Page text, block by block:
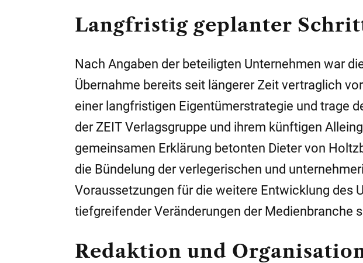
Langfristig geplanter
Nach Angaben der beteiligten Unternehmen war
Übernahme bereits seit längerer Zeit vertraglich
einer langfristigen Eigentümerstrategie und trage
der ZEIT Verlagsgruppe und ihrem künftigen
gemeinsamen Erklärung betonten Dieter von
die Bündelung der verlegerischen und
Voraussetzungen für die weitere Entwicklung des
tiefgreifender Veränderungen der Medienbranche
Redaktion und